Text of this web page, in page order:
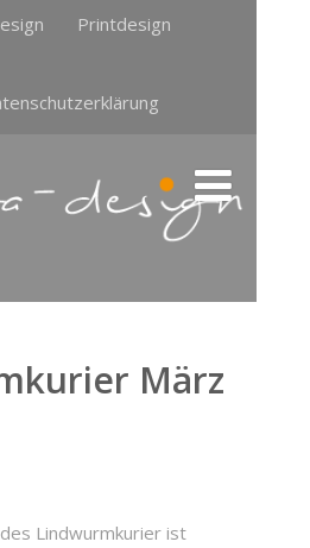
Printdesign
März
Lindwurmkurier ist